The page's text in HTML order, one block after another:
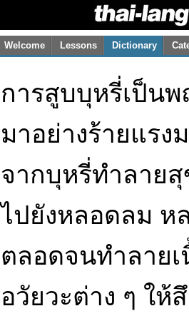
Welcome Lessons Dictionary
การสูบบุหรี่เป็น
มาอย่างร้ายแรง
จากบุหรี่ทำลาย
ไปยังหลอดลม ห
ตลอดจนทำลายเ
อวัยวะต่าง ๆ ใ